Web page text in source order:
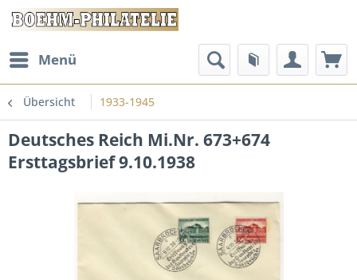
Menü
Übersicht 1933-1945
Deutsches Reich Mi.Nr. 673+674
Ersttagsbrief 9.10.1938